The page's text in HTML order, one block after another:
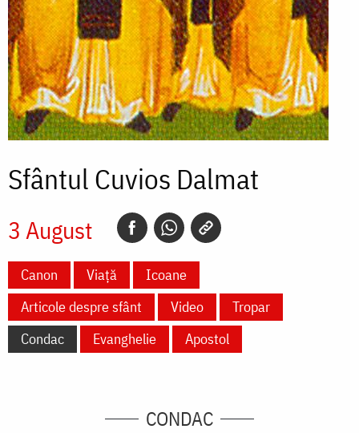
Sfântul Cuvios Dalmat
3 August
Canon Viață
Icoane
Articole despre sfânt
Video
Tropar
Condac
Evanghelie Apostol
CONDAC